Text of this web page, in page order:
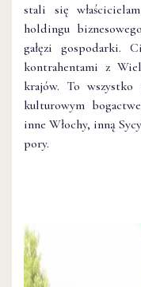
stali się
holdingu
gałęzi gospodarki.
kontrahentami z
krajów. To
kulturowym
inne Włochy, inną
pory.